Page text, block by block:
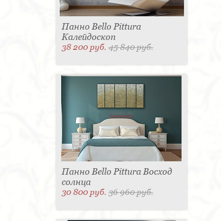
Панно Bello Pittura
Калейдоскоп
38 200 руб.45 840 руб.
Панно Bello Pittura Восход
солнца
30 800 руб.36 960 руб.